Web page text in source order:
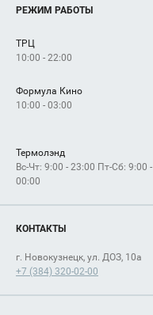
Услуги
Рекламодателям
Как добраться
РЕЖИМ РАБОТЫ
ТРЦ
10:00 - 22:00
Формула Кино
10:00 - 03:00
Термолэнд
Вс-Чт: 9:00 - 23:00 Пт-Сб: 9:00 -
00:00
КОНТАКТЫ
г. Новокузнецк, ул. ДОЗ, 10а
+7 (384) 320-02-00